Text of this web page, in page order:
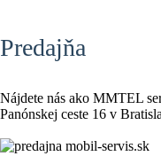
Predajňa
Nájdete nás ako MMTEL
Panónskej ceste 16 v